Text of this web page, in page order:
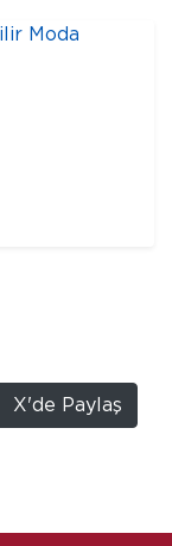
X'de Paylaş